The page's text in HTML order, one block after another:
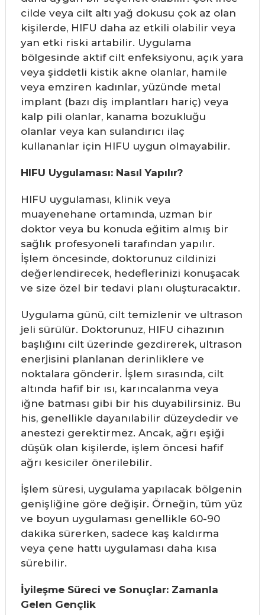
cilde veya cilt altı yağ dokusu çok az olan
kişilerde, HIFU daha az etkili olabilir veya
yan etki riski artabilir. Uygulama
bölgesinde aktif cilt enfeksiyonu, açık yara
veya şiddetli kistik akne olanlar, hamile
veya emziren kadınlar, yüzünde metal
implant (bazı diş implantları hariç) veya
kalp pili olanlar, kanama bozukluğu
olanlar veya kan sulandırıcı ilaç
kullananlar için HIFU uygun olmayabilir.
HIFU Uygulaması: Nasıl Yapılır?
HIFU uygulaması, klinik veya
muayenehane ortamında, uzman bir
doktor veya bu konuda eğitim almış bir
sağlık profesyoneli tarafından yapılır.
İşlem öncesinde, doktorunuz cildinizi
değerlendirecek, hedeflerinizi konuşacak
ve size özel bir tedavi planı oluşturacaktır.
Uygulama günü, cilt temizlenir ve ultrason
jeli sürülür. Doktorunuz, HIFU cihazının
başlığını cilt üzerinde gezdirerek, ultrason
enerjisini planlanan derinliklere ve
noktalara gönderir. İşlem sırasında, cilt
altında hafif bir ısı, karıncalanma veya
iğne batması gibi bir his duyabilirsiniz. Bu
his, genellikle dayanılabilir düzeydedir ve
anestezi gerektirmez. Ancak, ağrı eşiği
düşük olan kişilerde, işlem öncesi hafif
ağrı kesiciler önerilebilir.
İşlem süresi, uygulama yapılacak bölgenin
genişliğine göre değişir. Örneğin, tüm yüz
ve boyun uygulaması genellikle 60-90
dakika sürerken, sadece kaş kaldırma
veya çene hattı uygulaması daha kısa
sürebilir.
İyileşme Süreci ve Sonuçlar: Zamanla
Gelen Gençlik